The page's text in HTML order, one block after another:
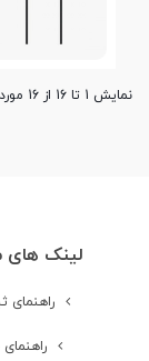
نمایش 1 تا 16 از 16 مورد
لینک های
راهنمای